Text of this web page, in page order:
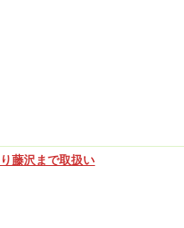
藤沢まで取扱い